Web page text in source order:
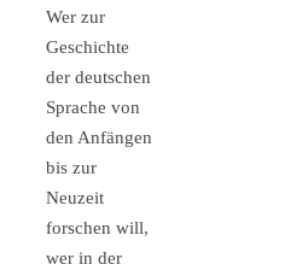
Wer zur
Geschichte
der deutschen
Sprache von
den Anfängen
bis zur
Neuzeit
forschen will,
wer in der